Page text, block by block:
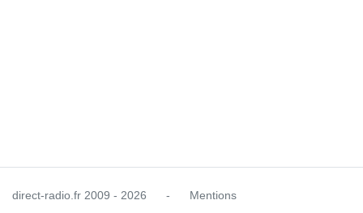
direct-radio.fr 2009 - 2026 -
Mentions